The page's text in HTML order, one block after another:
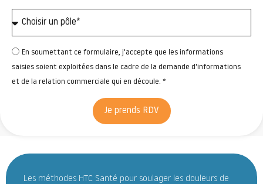
En soumettant ce formulaire, j'accepte que les informations
saisies soient exploitées dans le cadre de la demande d'informations
et de la relation commerciale qui en découle. *
Je prends RDV
Les méthodes HTC Santé pour soulager les douleurs de